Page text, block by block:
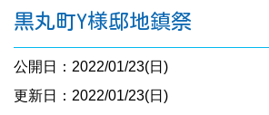
黒丸町Y様邸地鎮祭
公開日：2022/01/23(日)
更新日：2022/01/23(日)